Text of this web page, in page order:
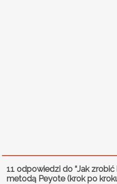
11 odpowiedzi do “Jak
metodą Peyote (krok po